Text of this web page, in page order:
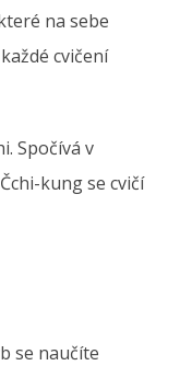
na sebe
cvičení
Spočívá v
kung se cvičí
se naučíte